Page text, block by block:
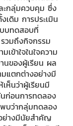
ะกลุ่มควบคุม ซึ่ง
เดิม การประเมิน
บบทดสอบที่
วมถึงกิจกรรม
ข้าใจในใจความ
นของผู้เรียน ผล
แตกต่างอย่างมี
ห็นว่าผู้เรียนมี
นก่อนการทดลอง
บว่ากลุ่มทดลอง
ย่างมีนัยสำคัญ